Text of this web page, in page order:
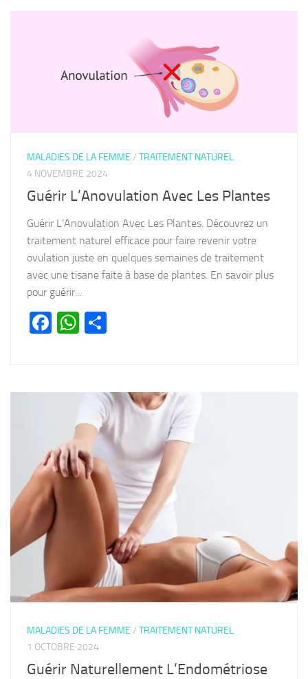
MALADIES DE LA FEMME / TRAITEMENT NATUREL
4 NOVEMBRE 2024
Guérir L’Anovulation Avec Les Plantes
Guérir L’Anovulation Avec Les Plantes. Découvrez un
traitement naturel efficace pour faire revenir votre
ovulation juste en quelques semaines de traitement
avec une tisane faite à base de plantes. En savoir plus
pour guérir...
Facebook
WhatsApp
MALADIES DE LA FEMME / TRAITEMENT NATUREL
1 OCTOBRE 2024
Guérir Naturellement L’Endométriose